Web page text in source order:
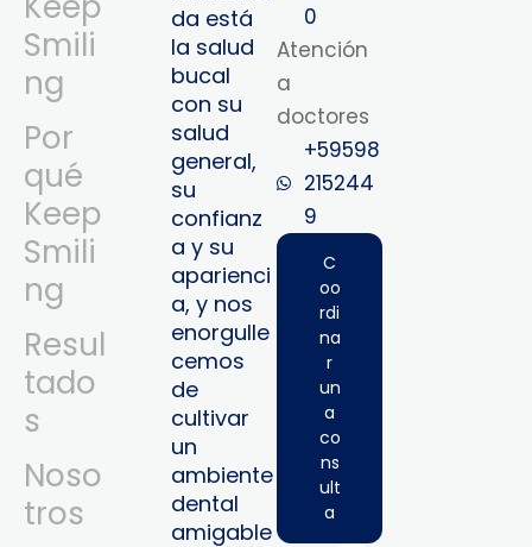
Smili
ng
Por
qué
Keep
Smili
ng
Resul
tado
s
Noso
tros
da está
la salud
bucal
con su
salud
general,
su
confianz
a y su
aparienci
a, y nos
enorgulle
cemos
de
cultivar
un
ambiente
dental
amigable
0
Atención
a
doctores
+59598
215244
9‬
C
oo
rdi
na
r
un
a
co
ns
ult
a